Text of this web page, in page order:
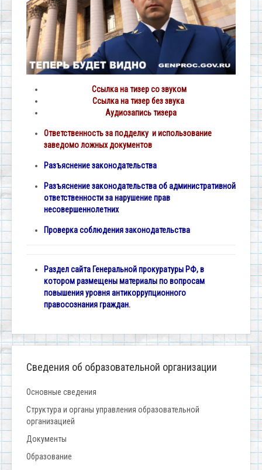
Ссылка на тизер со звуком
Ссылка на тизер без звука
Аудиозапись тизера
Ответственность за подделку и использование
заведомо ложных документов
Разъяснение законодательства
Разъяснение законодательства об административной
ответственности за нарушение прав
несовершеннолетних
Проверка соблюдения законодательства
Раздел сайта Генеральной прокуратуры РФ, в
котором размещены материалы по вопросам
повышения уровня антикоррупционного
правосознания граждан.
Сведения об образовательной организации
Основные сведения
Структура и органы управления образовательной
организацией
Документы
Образование